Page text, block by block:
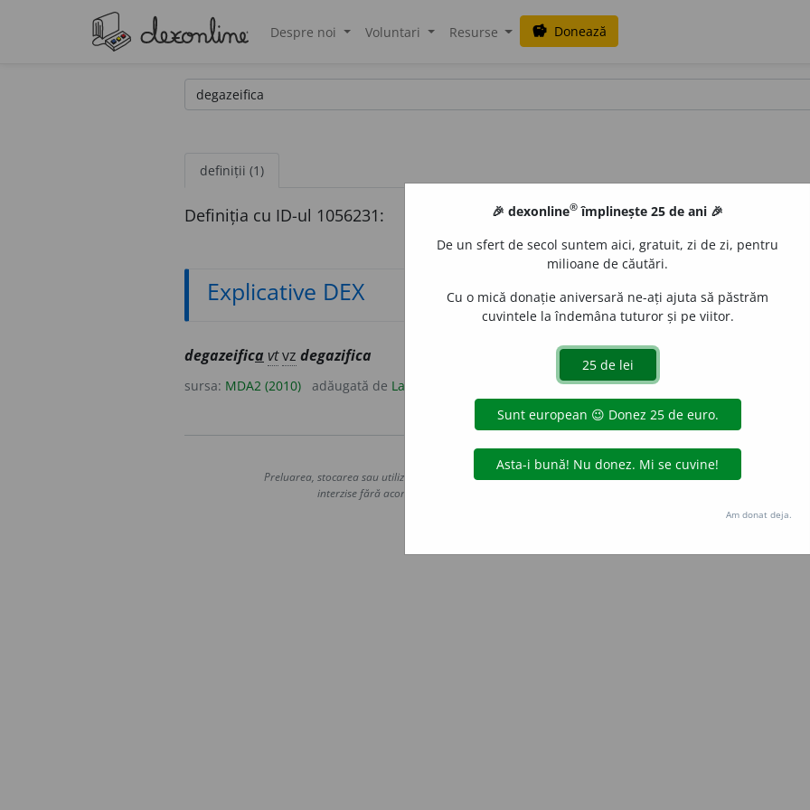
Despre noi Voluntari Resurse savings Donează
definiții (1)
Definiția cu ID-ul 1056231:
Explicative DEX
degazeifica vtvz degazifica
sursa: MDA2 (2010) adăugată de LauraGellner
Copyright © 2004-2026 dexonline (https://dexonline.ro)
Preluarea, stocarea sau utilizarea datelor de pe acest site, inclusiv prin orice metode de extragere automată
interzise fără acordul nostru prealabil scris, cu excepția seturilor de date oferite oficial spre utilizare
Hosterion
🎉 dexonline® împlinește 25 de ani 🎉
De un sfert de secol suntem aici, gratuit, zi de zi, pentru
milioane de căutări.
Cu o mică donație aniversară ne-ați ajuta să păstrăm
cuvintele la îndemâna tuturor și pe viitor.
Am donat deja.